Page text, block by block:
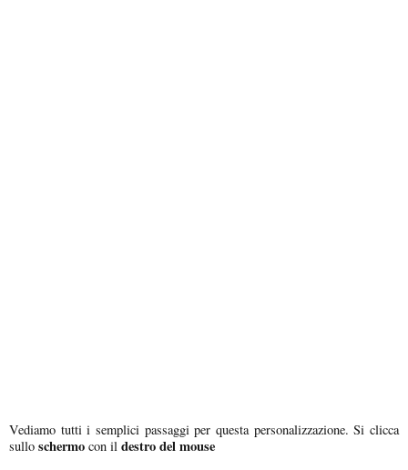
Vediamo tutti i semplici passaggi per questa personalizzazione. Si clicca
sullo schermo con il destro del mouse